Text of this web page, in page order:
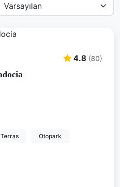
4.8 (80)
Terras Otopark